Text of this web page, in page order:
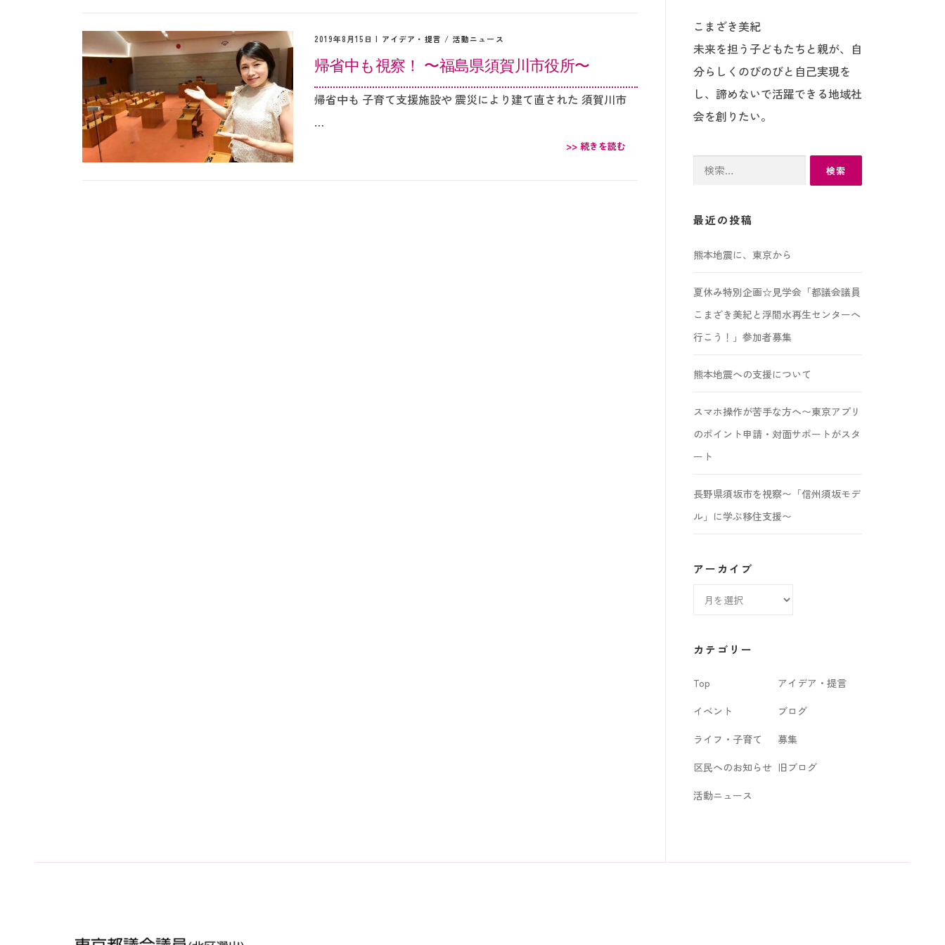
2019年8月15日 | アイデア・提言 / 活動ニュース
帰省中も視察！ 〜福島県須賀川市役所〜
帰省中も 子育て支援施設や 震災により建て直された 須賀川市
…
>> 続きを読む
こまざき美紀
未来を担う子どもたちと親が、自
分らしくのびのびと自己実現を
し、諦めないで活躍できる地域社
会を創りたい。
最近の投稿
熊本地震に、東京から
夏休み特別企画☆見学会「都議会議員
こまざき美紀と浮間水再生センターへ
行こう！」参加者募集
熊本地震への支援について
スマホ操作が苦手な方へ〜東京アプリ
のポイント申請・対面サポートがスタ
ート
長野県須坂市を視察〜「信州須坂モデ
ル」に学ぶ移住支援〜
アーカイブ
ブ
カテゴリー
Top
アイデア・提言
イベント
ブログ
ライフ・子育て
募集
区民へのお知らせ 旧ブログ
活動ニュース